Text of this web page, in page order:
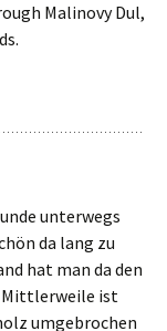
Malinovy Dul,
unterwegs
da lang zu
hat man da den
Mittlerweile ist
umgebrochen